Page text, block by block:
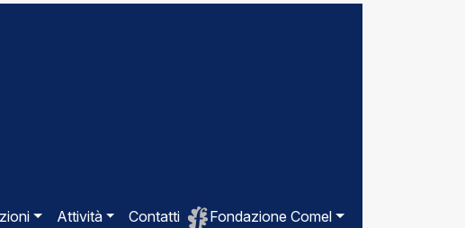
Attività Contatti Fondazione Comel